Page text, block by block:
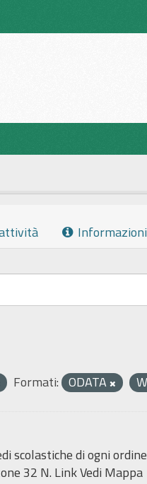
Informazioni
Formati: ODATA
scolastiche di ogni
32 N. Link Vedi Mappa